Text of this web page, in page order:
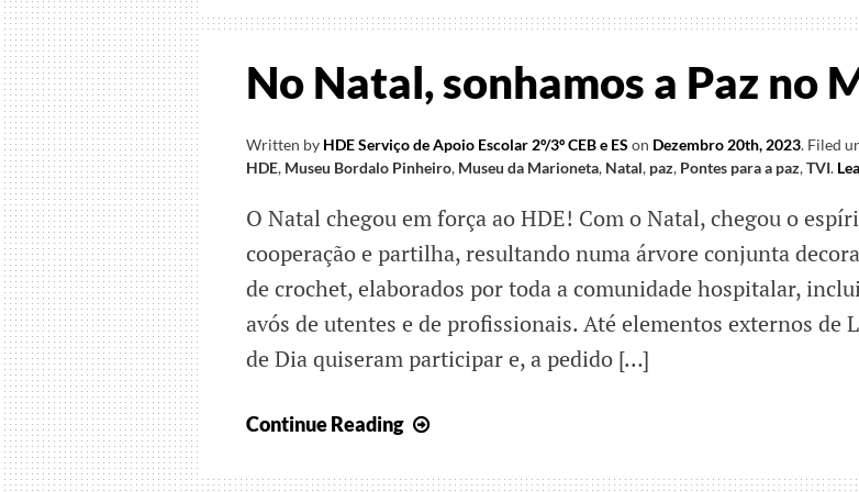
No Natal, sonhamos a Paz no
Written by HDE Serviço de Apoio Escolar 2º/3º CEB e ES on Dezembro 20th, 2023. Filed
HDE, Museu Bordalo Pinheiro, Museu da Marioneta, Natal, paz, Pontes para a paz,TVI.
O Natal chegou em força ao HDE! Com o Natal, chegou o
cooperação e partilha, resultando numa árvore conjunta
de crochet, elaborados por toda a comunidade hospitalar,
avós de utentes e de profissionais. Até elementos externos de
de Dia quiseram participar e, a pedido […]
Continue Reading
sonhamos